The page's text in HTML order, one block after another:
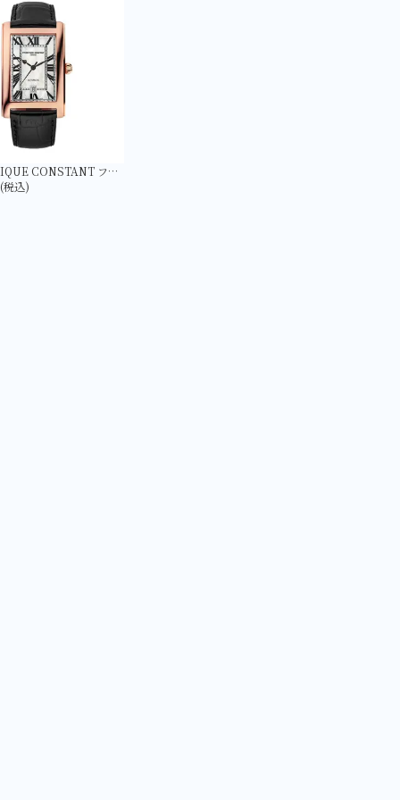
【FREDERIQUE CONSTANT フレデリック・コンスタント】FC-303MPW4C4 クラシック カレ オートマチック 日本限定
込)